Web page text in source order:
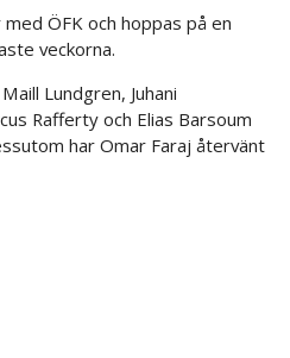
ÖFK och hoppas på en
veckorna.
Lundgren, Juhani
Rafferty och Elias Barsoum
har Omar Faraj återvänt